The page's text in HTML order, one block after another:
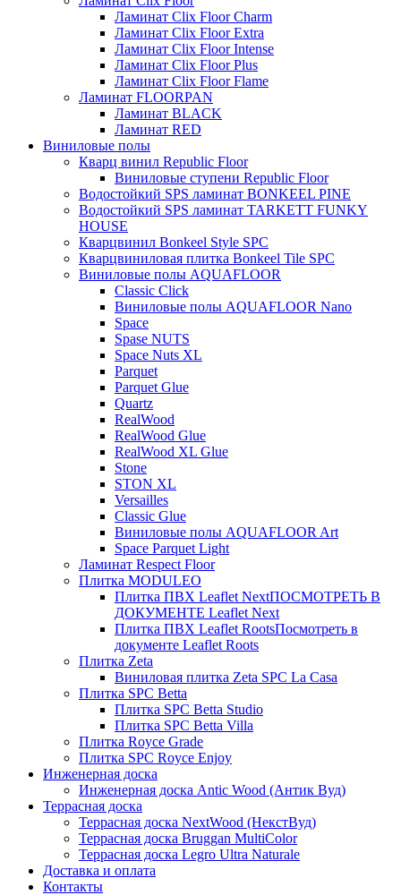
Ламинат Clix Floor Charm
Ламинат Clix Floor Extra
Ламинат Clix Floor Intense
Ламинат Clix Floor Plus
Ламинат Clix Floor Flame
Ламинат FLOORPAN
Ламинат BLACK
Ламинат RED
Виниловые полы
Кварц винил Republic Floor
Виниловые ступени Republic Floor
Водостойкий SPS ламинат BONKEEL PINE
Водостойкий SPS ламинат TARKETT FUNKY
HOUSE
Кварцвинил Bonkeel Style SPC
Кварцвиниловая плитка Bonkeel Tile SPC
Виниловые полы AQUAFLOOR
Classic Click
Виниловые полы AQUAFLOOR Nano
Space
Spase NUTS
Space Nuts XL
Parquet
Parquet Glue
Quartz
RealWood
RealWood Glue
RealWood XL Glue
Stone
STON XL
Versailles
Classic Glue
Виниловые полы AQUAFLOOR Art
Space Parquet Light
Ламинат Respect Floor
Плитка MODULEO
Плитка ПВХ Leaflet NextПОСМОТРЕТЬ В
ДОКУМЕНТЕ Leaflet Next
Плитка ПВХ Leaflet RootsПосмотреть в
документе Leaflet Roots
Плитка Zeta
Виниловая плитка Zeta SPC La Casa
Плитка SPC Betta
Плитка SPC Betta Studio
Плитка SPC Betta Villa
Плитка Royce Grade
Плитка SPC Royce Enjoy
Инженерная доска
Инженерная доска Antic Wood (Антик Вуд)
Террасная доска
Террасная доска NextWood (НекстВуд)
Террасная доска Bruggan MultiColor
Террасная доска Legro Ultra Naturale
Доставка и оплата
Контакты